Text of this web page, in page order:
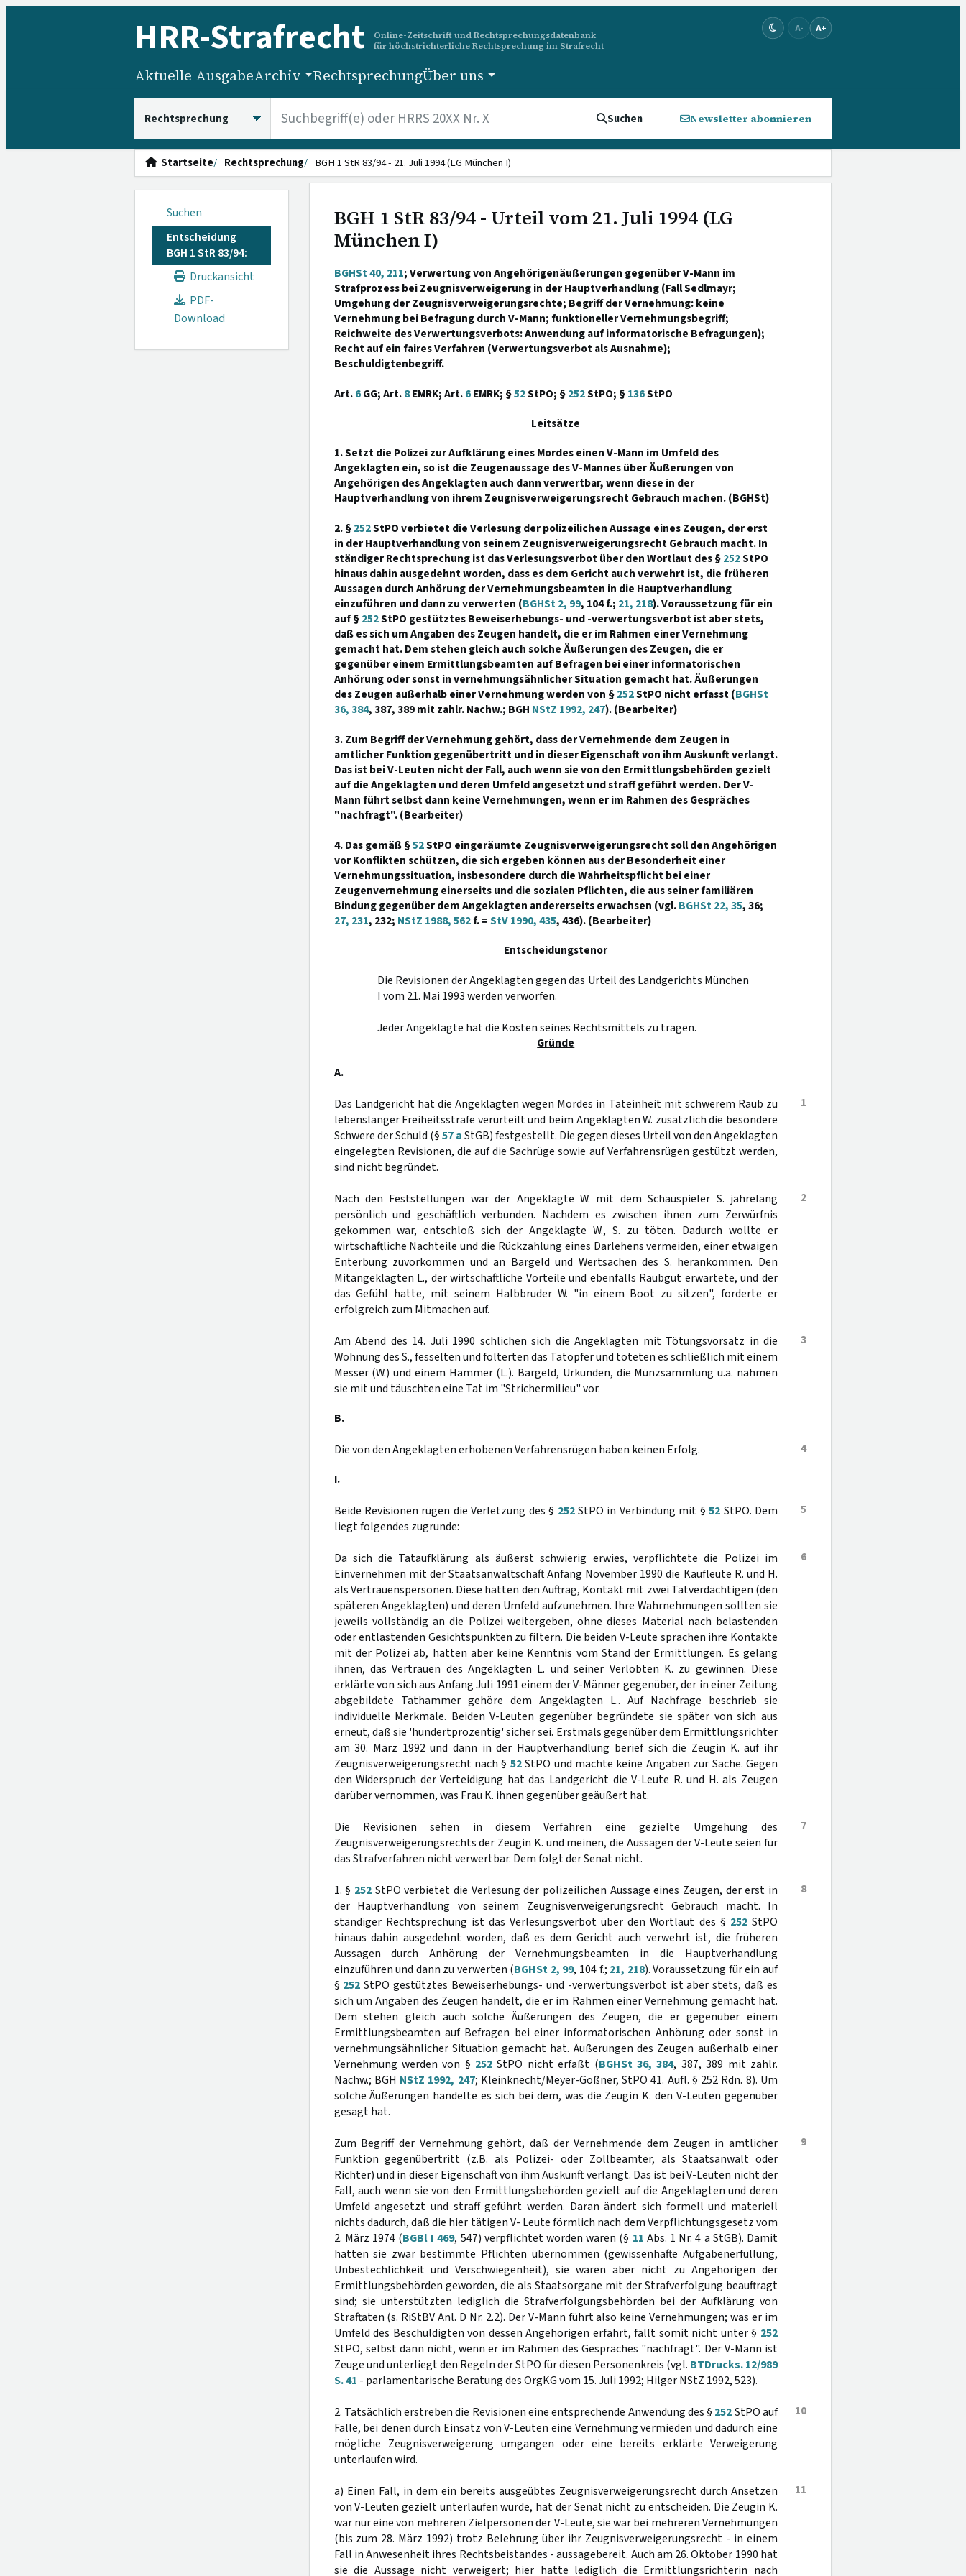
HRR-Strafrecht
Online-Zeitschrift und Rechtsprechungsdatenbank
für höchstrichterliche Rechtsprechung im Strafrecht
A- A+
Aktuelle AusgabeArchiv RechtsprechungÜber uns
Suchen Newsletter abonnieren
Startseite Rechtsprechung BGH 1 StR 83/94 - 21. Juli 1994 (LG München I)
Suchen
Entscheidung
BGH 1 StR 83/94:
Druckansicht
PDF-
Download
BGH 1 StR 83/94 - Urteil vom 21. Juli 1994 (LG
München I)
BGHSt 40, 211; Verwertung von Angehörigenäußerungen gegenüber V-Mann im
Strafprozess bei Zeugnisverweigerung in der Hauptverhandlung (Fall Sedlmayr;
Umgehung der Zeugnisverweigerungsrechte; Begriff der Vernehmung: keine
Vernehmung bei Befragung durch V-Mann; funktioneller Vernehmungsbegriff;
Reichweite des Verwertungsverbots: Anwendung auf informatorische Befragungen);
Recht auf ein faires Verfahren (Verwertungsverbot als Ausnahme);
Beschuldigtenbegriff.
Art.6GG; Art.8EMRK; Art.6EMRK; §52StPO; §252StPO; §136StPO
Leitsätze
1. Setzt die Polizei zur Aufklärung eines Mordes einen V-Mann im Umfeld des
Angeklagten ein, so ist die Zeugenaussage des V-Mannes über Äußerungen von
Angehörigen des Angeklagten auch dann verwertbar, wenn diese in der
Hauptverhandlung von ihrem Zeugnisverweigerungsrecht Gebrauch machen. (BGHSt)
2. §252StPO verbietet die Verlesung der polizeilichen Aussage eines Zeugen, der erst
in der Hauptverhandlung von seinem Zeugnisverweigerungsrecht Gebrauch macht. In
ständiger Rechtsprechung ist das Verlesungsverbot über den Wortlaut des §252StPO
hinaus dahin ausgedehnt worden, dass es dem Gericht auch verwehrt ist, die früheren
Aussagen durch Anhörung der Vernehmungsbeamten in die Hauptverhandlung
einzuführen und dann zu verwerten (BGHSt 2, 99, 104 f.; 21, 218). Voraussetzung für ein
auf §252StPO gestütztes Beweiserhebungs- und -verwertungsverbot ist aber stets,
daß es sich um Angaben des Zeugen handelt, die er im Rahmen einer Vernehmung
gemacht hat. Dem stehen gleich auch solche Äußerungen des Zeugen, die er
gegenüber einem Ermittlungsbeamten auf Befragen bei einer informatorischen
Anhörung oder sonst in vernehmungsähnlicher Situation gemacht hat. Äußerungen
des Zeugen außerhalb einer Vernehmung werden von §252StPO nicht erfasst (BGHSt
36, 384, 387, 389 mit zahlr. Nachw.; BGH NStZ 1992, 247). (Bearbeiter)
3. Zum Begriff der Vernehmung gehört, dass der Vernehmende dem Zeugen in
amtlicher Funktion gegenübertritt und in dieser Eigenschaft von ihm Auskunft verlangt.
Das ist bei V-Leuten nicht der Fall, auch wenn sie von den Ermittlungsbehörden gezielt
auf die Angeklagten und deren Umfeld angesetzt und straff geführt werden. Der V-
Mann führt selbst dann keine Vernehmungen, wenn er im Rahmen des Gespräches
"nachfragt". (Bearbeiter)
4. Das gemäß §52StPO eingeräumte Zeugnisverweigerungsrecht soll den Angehörigen
vor Konflikten schützen, die sich ergeben können aus der Besonderheit einer
Vernehmungssituation, insbesondere durch die Wahrheitspflicht bei einer
Zeugenvernehmung einerseits und die sozialen Pflichten, die aus seiner familiären
Bindung gegenüber dem Angeklagten andererseits erwachsen (vgl.BGHSt 22, 35, 36;
27, 231, 232; NStZ 1988, 562f. =StV 1990, 435, 436). (Bearbeiter)
Entscheidungstenor
Die Revisionen der Angeklagten gegen das Urteil des Landgerichts München
I vom 21. Mai 1993 werden verworfen.
Jeder Angeklagte hat die Kosten seines Rechtsmittels zu tragen.
Gründe
A.
1
Das Landgericht hat die Angeklagten wegen Mordes in Tateinheit mit schwerem Raub zu
lebenslanger Freiheitsstrafe verurteilt und beim Angeklagten W. zusätzlich die besondere
Schwere der Schuld (§57 aStGB) festgestellt. Die gegen dieses Urteil von den Angeklagten
eingelegten Revisionen, die auf die Sachrüge sowie auf Verfahrensrügen gestützt werden,
sind nicht begründet.
2
Nach den Feststellungen war der Angeklagte W. mit dem Schauspieler S. jahrelang
persönlich und geschäftlich verbunden. Nachdem es zwischen ihnen zum Zerwürfnis
gekommen war, entschloß sich der Angeklagte W., S. zu töten. Dadurch wollte er
wirtschaftliche Nachteile und die Rückzahlung eines Darlehens vermeiden, einer etwaigen
Enterbung zuvorkommen und an Bargeld und Wertsachen des S. herankommen. Den
Mitangeklagten L., der wirtschaftliche Vorteile und ebenfalls Raubgut erwartete, und der
das Gefühl hatte, mit seinem Halbbruder W. "in einem Boot zu sitzen", forderte er
erfolgreich zum Mitmachen auf.
3
Am Abend des 14. Juli 1990 schlichen sich die Angeklagten mit Tötungsvorsatz in die
Wohnung des S., fesselten und folterten das Tatopfer und töteten es schließlich mit einem
Messer (W.) und einem Hammer (L.). Bargeld, Urkunden, die Münzsammlung u.a. nahmen
sie mit und täuschten eine Tat im "Strichermilieu" vor.
B.
4
Die von den Angeklagten erhobenen Verfahrensrügen haben keinen Erfolg.
I.
5
Beide Revisionen rügen die Verletzung des § 252StPO in Verbindung mit §52 StPO. Dem
liegt folgendes zugrunde:
6
Da sich die Tataufklärung als äußerst schwierig erwies, verpflichtete die Polizei im
Einvernehmen mit der Staatsanwaltschaft Anfang November 1990 die Kaufleute R. und H.
als Vertrauenspersonen. Diese hatten den Auftrag, Kontakt mit zwei Tatverdächtigen (den
späteren Angeklagten) und deren Umfeld aufzunehmen. Ihre Wahrnehmungen sollten sie
jeweils vollständig an die Polizei weitergeben, ohne dieses Material nach belastenden
oder entlastenden Gesichtspunkten zu filtern. Die beiden V-Leute sprachen ihre Kontakte
mit der Polizei ab, hatten aber keine Kenntnis vom Stand der Ermittlungen. Es gelang
ihnen, das Vertrauen des Angeklagten L. und seiner Verlobten K. zu gewinnen. Diese
erklärte von sich aus Anfang Juli 1991 einem der V-Männer gegenüber, der in einer Zeitung
abgebildete Tathammer gehöre dem Angeklagten L.. Auf Nachfrage beschrieb sie
individuelle Merkmale. Beiden V-Leuten gegenüber begründete sie später von sich aus
erneut, daß sie 'hundertprozentig' sicher sei. Erstmals gegenüber dem Ermittlungsrichter
am 30. März 1992 und dann in der Hauptverhandlung berief sich die Zeugin K. auf ihr
Zeugnisverweigerungsrecht nach § 52StPO und machte keine Angaben zur Sache. Gegen
den Widerspruch der Verteidigung hat das Landgericht die V-Leute R. und H. als Zeugen
darüber vernommen, was Frau K. ihnen gegenüber geäußert hat.
7
Die Revisionen sehen in diesem Verfahren eine gezielte Umgehung des
Zeugnisverweigerungsrechts der Zeugin K. und meinen, die Aussagen der V-Leute seien für
das Strafverfahren nicht verwertbar. Dem folgt der Senat nicht.
8
1. § 252StPO verbietet die Verlesung der polizeilichen Aussage eines Zeugen, der erst in
der Hauptverhandlung von seinem Zeugnisverweigerungsrecht Gebrauch macht. In
ständiger Rechtsprechung ist das Verlesungsverbot über den Wortlaut des § 252StPO
hinaus dahin ausgedehnt worden, daß es dem Gericht auch verwehrt ist, die früheren
Aussagen durch Anhörung der Vernehmungsbeamten in die Hauptverhandlung
einzuführen und dann zu verwerten (BGHSt 2, 99, 104 f.; 21, 218). Voraussetzung für ein auf
§ 252 StPO gestütztes Beweiserhebungs- und -verwertungsverbot ist aber stets, daß es
sich um Angaben des Zeugen handelt, die er im Rahmen einer Vernehmung gemacht hat.
Dem stehen gleich auch solche Äußerungen des Zeugen, die er gegenüber einem
Ermittlungsbeamten auf Befragen bei einer informatorischen Anhörung oder sonst in
vernehmungsähnlicher Situation gemacht hat. Äußerungen des Zeugen außerhalb einer
Vernehmung werden von § 252 StPO nicht erfaßt (BGHSt 36, 384, 387, 389 mit zahlr.
Nachw.; BGH NStZ 1992, 247; Kleinknecht/Meyer-Goßner, StPO 41. Aufl. § 252 Rdn. 8). Um
solche Äußerungen handelte es sich bei dem, was die Zeugin K. den V-Leuten gegenüber
gesagt hat.
9
Zum Begriff der Vernehmung gehört, daß der Vernehmende dem Zeugen in amtlicher
Funktion gegenübertritt (z.B. als Polizei- oder Zollbeamter, als Staatsanwalt oder
Richter) und in dieser Eigenschaft von ihm Auskunft verlangt. Das ist bei V-Leuten nicht der
Fall, auch wenn sie von den Ermittlungsbehörden gezielt auf die Angeklagten und deren
Umfeld angesetzt und straff geführt werden. Daran ändert sich formell und materiell
nichts dadurch, daß die hier tätigen V- Leute förmlich nach dem Verpflichtungsgesetz vom
2. März 1974 (BGBl I 469, 547) verpflichtet worden waren (§ 11 Abs. 1 Nr. 4 a StGB). Damit
hatten sie zwar bestimmte Pflichten übernommen (gewissenhafte Aufgabenerfüllung,
Unbestechlichkeit und Verschwiegenheit), sie waren aber nicht zu Angehörigen der
Ermittlungsbehörden geworden, die als Staatsorgane mit der Strafverfolgung beauftragt
sind; sie unterstützten lediglich die Strafverfolgungsbehörden bei der Aufklärung von
Straftaten (s. RiStBV Anl. D Nr. 2.2). Der V-Mann führt also keine Vernehmungen; was er im
Umfeld des Beschuldigten von dessen Angehörigen erfährt, fällt somit nicht unter § 252
StPO, selbst dann nicht, wenn er im Rahmen des Gespräches "nachfragt". Der V-Mann ist
Zeuge und unterliegt den Regeln der StPO für diesen Personenkreis (vgl. BTDrucks. 12/989
S. 41 - parlamentarische Beratung des OrgKG vom 15. Juli 1992; Hilger NStZ 1992, 523).
10
2. Tatsächlich erstreben die Revisionen eine entsprechende Anwendung des § 252StPO auf
Fälle, bei denen durch Einsatz von V-Leuten eine Vernehmung vermieden und dadurch eine
mögliche Zeugnisverweigerung umgangen oder eine bereits erklärte Verweigerung
unterlaufen wird.
11
a) Einen Fall, in dem ein bereits ausgeübtes Zeugnisverweigerungsrecht durch Ansetzen
von V-Leuten gezielt unterlaufen wurde, hat der Senat nicht zu entscheiden. Die Zeugin K.
war nur eine von mehreren Zielpersonen der V-Leute, sie war bei mehreren Vernehmungen
(bis zum 28. März 1992) trotz Belehrung über ihr Zeugnisverweigerungsrecht - in einem
Fall in Anwesenheit ihres Rechtsbeistandes - aussagebereit. Auch am 26. Oktober 1990 hat
sie die Aussage nicht verweigert; hier hatte lediglich die Ermittlungsrichterin nach